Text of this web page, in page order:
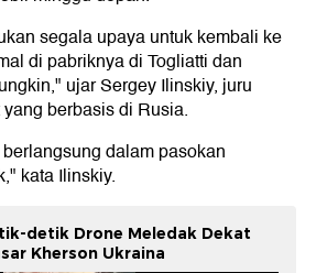
segala upaya untuk kembali ke
di pabriknya di Togliatti dan
ujar Sergey Ilinskiy, juru
berbasis di Rusia.
dalam pasokan
kata Ilinskiy.
detik Drone Meledak Dekat
Kherson Ukraina